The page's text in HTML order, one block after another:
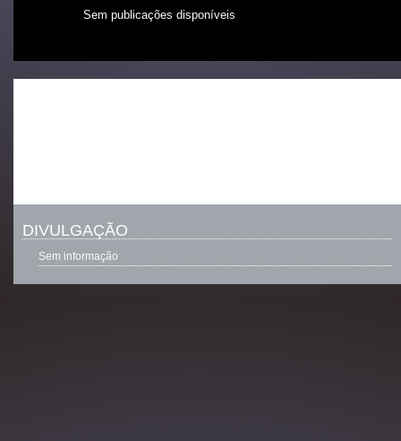
Sem publicações disponíveis
DIVULGAÇÃO
Sem informação